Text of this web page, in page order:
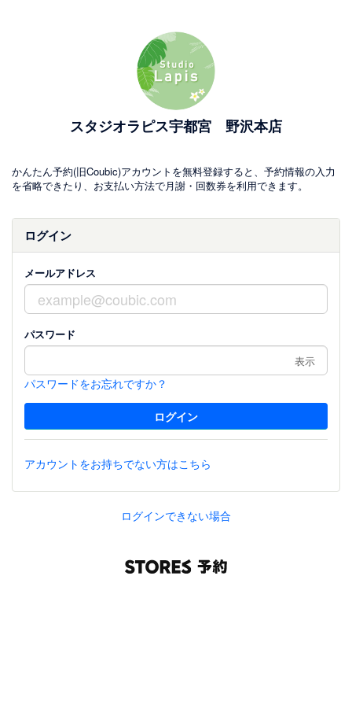
スタジオラピス宇都宮 野沢本店
かんたん予約(旧Coubic)アカウントを無料登録すると、予約情報の入力
を省略できたり、お支払い方法で月謝・回数券を利用できます。
ログイン
メールアドレス
パスワード
表示
パスワードをお忘れですか？
アカウントをお持ちでない方はこちら
ログインできない場合